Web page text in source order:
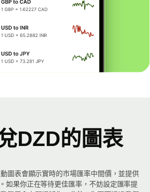
DZD的圖表
圖表會顯示實時的市場匯率中間價，並提供
如果你正在等待更佳匯率，不妨設定匯率提